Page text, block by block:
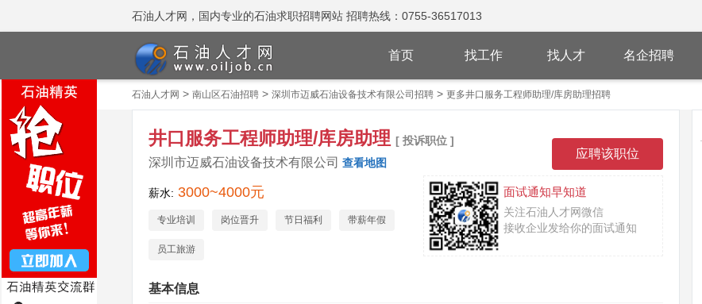
石油人才网，国内专业的石油求职招聘网站 招聘热线：0755-36517013
首页 找工作 找人才 名企招聘
石油人才网 > 南山区石油招聘> 深圳市迈威石油设备技术有限公司招聘> 更多井口服务工程师助理/库房助理招聘
井口服务工程师助理/库房助理 [ 投诉职位 ]
深圳市迈威石油设备技术有限公司 查看地图
薪水: 3000~4000元 面试通知早知道
关注石油人才网微信
接收企业发给你的面试通知
专业培训 岗位晋升 节日福利 带薪年假
员工旅游
基本信息